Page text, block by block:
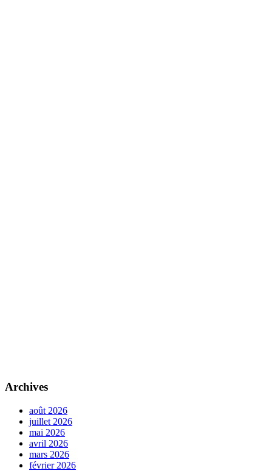
Archives
août 2026
juillet 2026
mai 2026
avril 2026
mars 2026
février 2026